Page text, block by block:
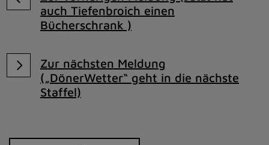
auch Tiefenbroich einen
Bücherschrank )
Zur nächsten Meldung
(„DönerWetter“ geht in die nächste
Staffel)